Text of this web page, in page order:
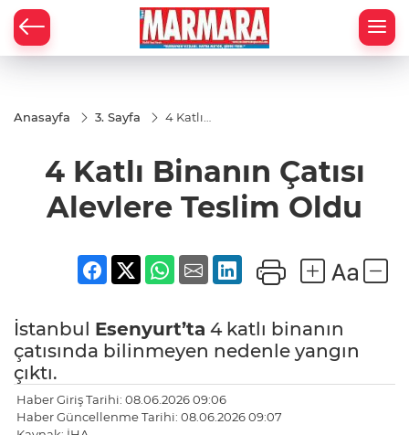
Anasayfa 3. Sayfa
4 Katlı
Alevlere
Teslim
4 Katlı Binanın Çatısı
Alevlere Teslim Oldu
İstanbul Esenyurt’ta 4 katlı binanın
çatısında bilinmeyen nedenle yangın
çıktı.
Haber Giriş Tarihi: 08.06.2026 09:06
Haber Güncellenme Tarihi: 08.06.2026 09:07